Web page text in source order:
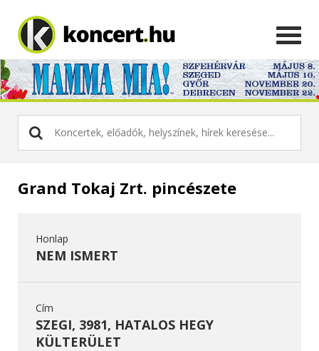
Grand Tokaj Zrt. pincészete
Honlap
NEM ISMERT
Cím
SZEGI, 3981, HATALOS HEGY
KÜLTERÜLET